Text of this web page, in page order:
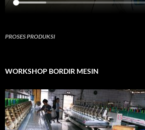
PROSES PRODUKSI
WORKSHOP BORDIR MESIN